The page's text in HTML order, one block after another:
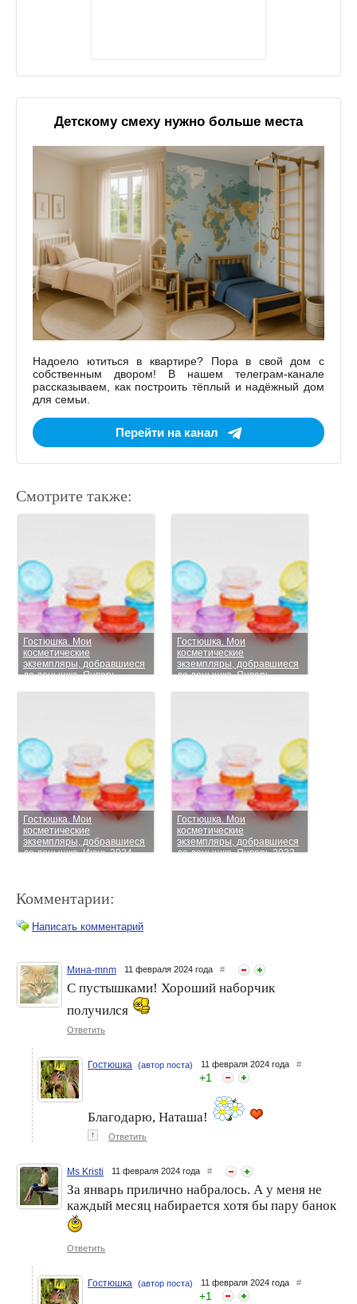
Детскому смеху нужно больше места
Надоело ютиться в квартире? Пора в свой дом с
собственным двором! В нашем телеграм-канале
рассказываем, как построить тёплый и надёжный дом
для семьи.
Перейти на канал
Смотрите также:
Гостюшка. Мои
косметические
экземпляры, добравшиеся
до донышка. Январь
Гостюшка. Мои
косметические
экземпляры, добравшиеся
до донышка. Январь
Гостюшка. Мои
косметические
экземпляры, добравшиеся
до донышка. Июнь 2024
Гостюшка. Мои
косметические
экземпляры, добравшиеся
до донышка. Январь 2023
Гостюшка. Мои
косметические
экземпляры, добравшиеся
до донышка. Апрель 2024
Гостюшка. Мои
Гостюшка. Мои
косметические
экземпляры, добравшиеся
до донышка. Март 2024
Гостюшка. Мои
косметические
экземпляры, добравшиеся
до донышка. Июль 2024
Комментарии:
Написать комментарий
Мина-mnm 11 февраля 2024 года #
С пустышками! Хороший наборчик
получился
Ответить
Гостюшка (автор поста) 11 февраля 2024 года #
+1
Благодарю, Наташа!
↑ Ответить
Ms Kristi 11 февраля 2024 года #
За январь прилично набралось. А у меня не
каждый месяц набирается хотя бы пару банок
Ответить
Гостюшка (автор поста) 11 февраля 2024 года #
+1